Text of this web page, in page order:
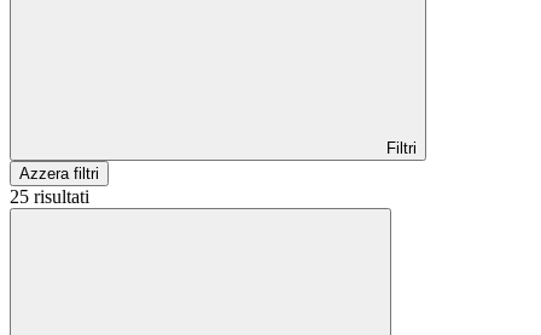
Filtri
Azzera filtri
25 risultati